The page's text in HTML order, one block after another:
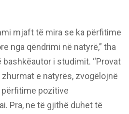
mjaft të mira se ka përfitime
nga qëndrimi në natyrë,” tha
bashkëautor i studimit. “Provat
e natyrës, zvogëlojnë
pozitive
Pra, ne të gjithë duhet të